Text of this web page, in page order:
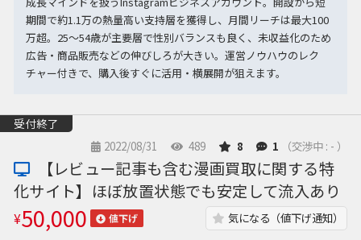
期間で約1.1万の熱量高い支持層を獲得し、月間リーチは最大100
万超。25〜54歳が主要層で性別バランスも良く、未収益化のため
広告・商品販売などの伸びしろが大きい。運営ノウハウのレク
チャー付きで、購入後すぐに活用・横展開が狙えます。
受付終了
2022/08/31
489 8 1 （交渉中 : - ）
【レビュー記事も含む漫画買取に関する特
化サイト】ほぼ放置状態でも安定して流入あり
¥50,000 値下げ 気になる（値下げ通知）